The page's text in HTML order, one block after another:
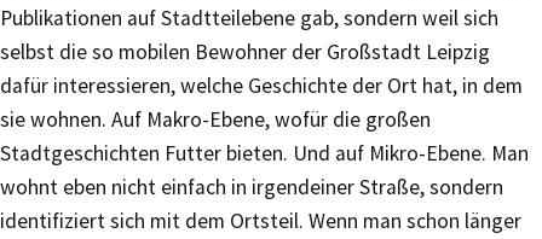
Publikationen auf Stadtteilebene gab, sondern weil sich
selbst die so mobilen Bewohner der Großstadt Leipzig
dafür interessieren, welche Geschichte der Ort hat, in dem
sie wohnen. Auf Makro-Ebene, wofür die großen
Stadtgeschichten Futter bieten. Und auf Mikro-Ebene. Man
wohnt eben nicht einfach in irgendeiner Straße, sondern
identifiziert sich mit dem Ortsteil. Wenn man schon länger